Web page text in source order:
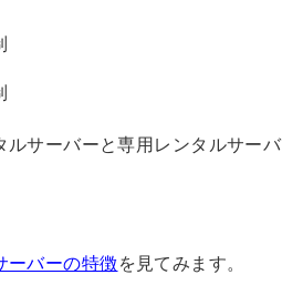
ルサーバーと専用レンタルサーバ
ーバーの特徴を見てみます。